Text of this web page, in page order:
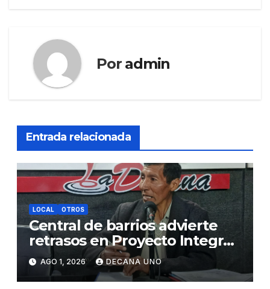
Por admin
Entrada relacionada
LOCAL OTROS
Central de barrios advierte
retrasos en Proyecto Integral
de Agua y Alcantarillado para
Juliaca
AGO 1, 2026 DECANA UNO